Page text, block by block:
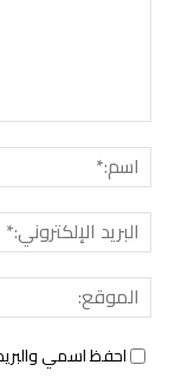
احفظ اسمي